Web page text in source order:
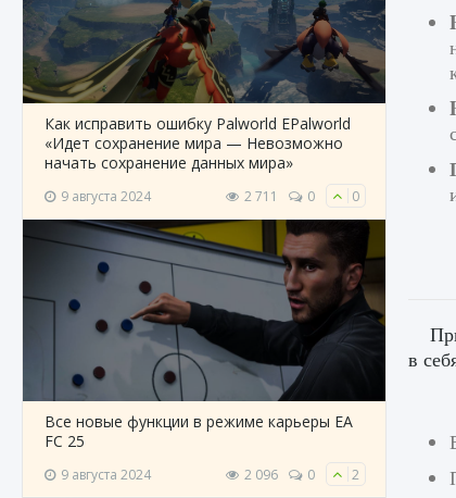
Как исправить ошибку Palworld EPalworld
«Идет сохранение мира — Невозможно
начать сохранение данных мира»
9 августа 2024 2 711 0 0
Все новые функции в режиме карьеры EA
FC 25
9 августа 2024 2 096 0 2
в